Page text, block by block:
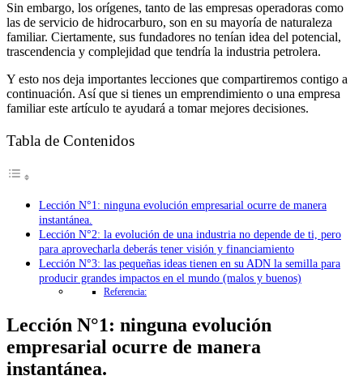
Sin embargo, los orígenes, tanto de las empresas operadoras como
las de servicio de hidrocarburo, son en su mayoría de naturaleza
familiar. Ciertamente, sus fundadores no tenían idea del potencial,
trascendencia y complejidad que tendría la industria petrolera.
Y esto nos deja importantes lecciones que compartiremos contigo a
continuación. Así que si tienes un emprendimiento o una empresa
familiar este artículo te ayudará a tomar mejores decisiones.
Tabla de Contenidos
Lección N°1: ninguna evolución empresarial ocurre de manera
instantánea.
Lección N°2: la evolución de una industria no depende de ti, pero
para aprovecharla deberás tener visión y financiamiento
Lección N°3: las pequeñas ideas tienen en su ADN la semilla para
producir grandes impactos en el mundo (malos y buenos)
Referencia:
Lección N°1: ninguna evolución
empresarial ocurre de manera
instantánea.